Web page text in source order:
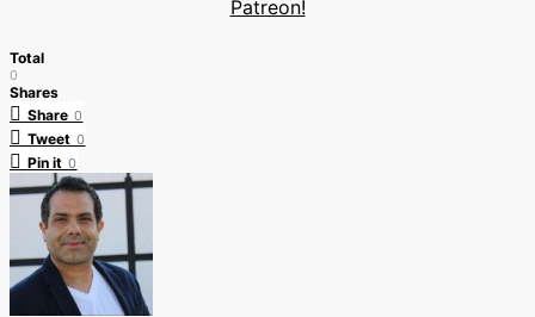
Total
0
Shares
Share 0
Tweet 0
Pin it 0